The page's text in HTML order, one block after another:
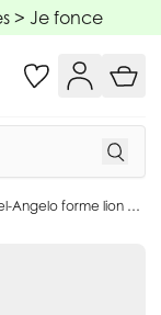
> Je fonce
Bouton Michel-Angelo forme lion en métal 22 mm - Argent